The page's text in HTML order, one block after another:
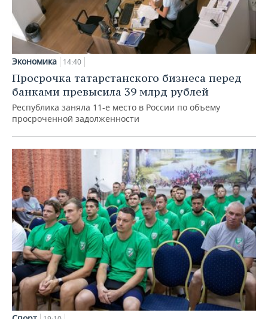
Экономика 14:40
Просрочка татарстанского бизнеса перед
банками превысила 39 млрд рублей
Республика заняла 11-е место в России по объему
просроченной задолженности